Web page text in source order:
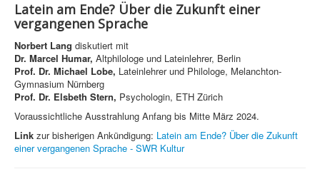
Latein am Ende? Über die Zukunft einer
vergangenen Sprache
Norbert Lang diskutiert mit
Dr. Marcel Humar, Altphilologe und Lateinlehrer, Berlin
Prof. Dr. Michael Lobe, Lateinlehrer und Philologe, Melanchton-
Gymnasium Nürnberg
Prof. Dr. Elsbeth Stern, Psychologin, ETH Zürich
Voraussichtliche Ausstrahlung Anfang bis Mitte März 2024.
Link zur bisherigen Ankündigung: Latein am Ende? Über die Zukunft
einer vergangenen Sprache - SWR Kultur